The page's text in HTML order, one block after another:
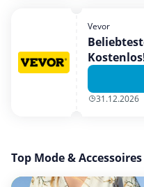
Vevor
31.12.2026
Top Mode &